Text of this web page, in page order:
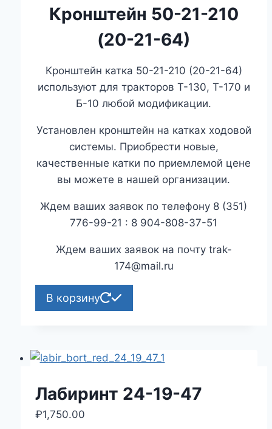
Кронштейн 50-21-210
(20-21-64)
Кронштейн катка 50-21-210 (20-21-64)
используют для тракторов Т-130, Т-170 и
Б-10 любой модификации.
Установлен кронштейн на катках ходовой
системы. Приобрести новые,
качественные катки по приемлемой цене
вы можете в нашей организации.
Ждем ваших заявок по телефону 8 (351)
776-99-21 : 8 904-808-37-51
Ждем ваших заявок на почту trak-
174@mail.ru
В корзину
Лабиринт 24-19-47
₽1,750.00